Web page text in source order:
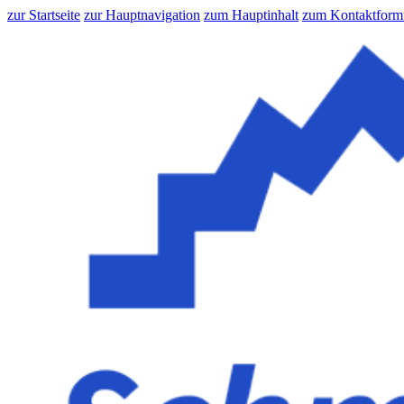
zur Startseite zur Hauptnavigation zum Hauptinhalt zum